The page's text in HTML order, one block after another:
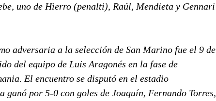
uno de Hierro (penalti), Raúl, Mendieta y Gennari
adversaria a la selección de San Marino fue el 9 de
del equipo de Luis Aragonés en la fase de
El encuentro se disputó en el estadio
ganó por 5-0 con goles de Joaquín, Fernando Torres,